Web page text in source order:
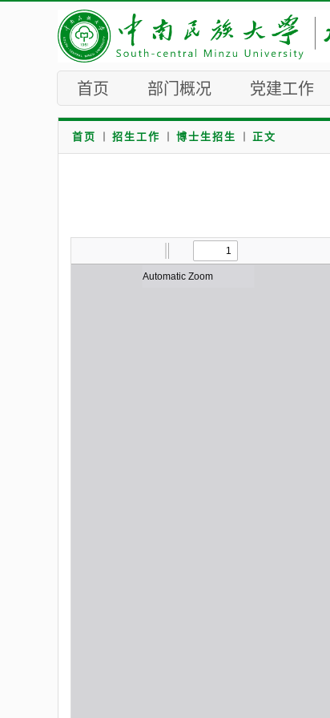
首页 部门概况 党建工作
首页 招生工作 博士生招生 正文